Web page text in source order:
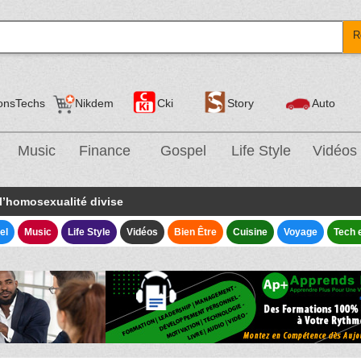
Nikdem Cki Story Auto
Music Finance Gospel Life Style Vidéos
divise
Music Life Style Vidéos Bien Être Cuisine Voyage Tech